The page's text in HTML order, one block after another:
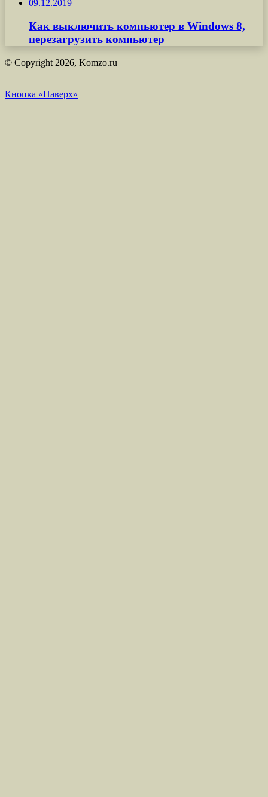
09.12.2019
Как выключить компьютер в Windows 8,
перезагрузить компьютер
© Copyright 2026, Komzo.ru
Кнопка «Наверх»